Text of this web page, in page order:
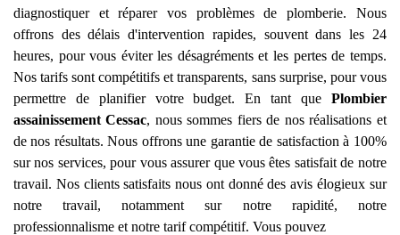
diagnostiquer et réparer vos problèmes de plomberie. Nous
offrons des délais d'intervention rapides, souvent dans les 24
heures, pour vous éviter les désagréments et les pertes de temps.
Nos tarifs sont compétitifs et transparents, sans surprise, pour vous
permettre de planifier votre budget. En tant que Plombier
assainissement Cessac, nous sommes fiers de nos réalisations et
de nos résultats. Nous offrons une garantie de satisfaction à 100%
sur nos services, pour vous assurer que vous êtes satisfait de notre
travail. Nos clients satisfaits nous ont donné des avis élogieux sur
notre travail, notamment sur notre rapidité, notre
professionnalisme et notre tarif compétitif. Vous pouvez